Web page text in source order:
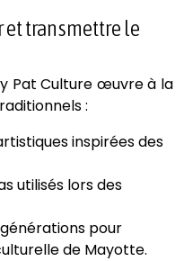
et transmettre le
Pat Culture œuvre à la
:
inspirées des
utilisés lors des
pour
de Mayotte.